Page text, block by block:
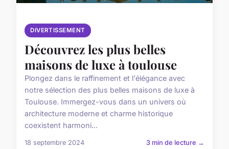
DIVERTISSEMENT
Découvrez les plus belles
maisons de luxe à toulouse
Plongez dans le raffinement et l'élégance avec
notre sélection des plus belles maisons de luxe à
Toulouse. Immergez-vous dans un univers où
architecture moderne et charme historique
coexistent harmoni...
18 septembre 2024 3 min de lecture →